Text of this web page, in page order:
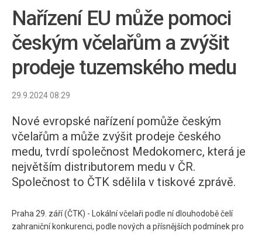
Nařízení EU může pomoci
českým včelařům a zvýšit
prodeje tuzemského medu
29.9.2024 08:29
Nové evropské nařízení pomůže českým
včelařům a může zvýšit prodeje českého
medu, tvrdí společnost Medokomerc, která je
největším distributorem medu v ČR.
Společnost to ČTK sdělila v tiskové zprávě.
Praha 29. září (ČTK) - Lokální včelaři podle ní dlouhodobě čelí
zahraniční konkurenci, podle nových a přísnějších podmínek pro